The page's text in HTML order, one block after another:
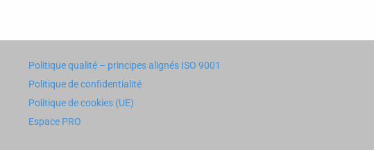
Politique qualité – principes alignés ISO 9001
Politique de confidentialité
Politique de cookies (UE)
Espace PRO